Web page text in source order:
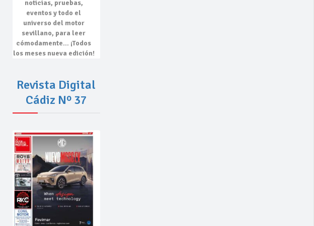
noticias, pruebas,
eventosy todo el
universo del motor
sevillano, para leer
cómodamente… ¡Todos
los meses nueva edición!
Revista Digital
Cádiz Nº 37